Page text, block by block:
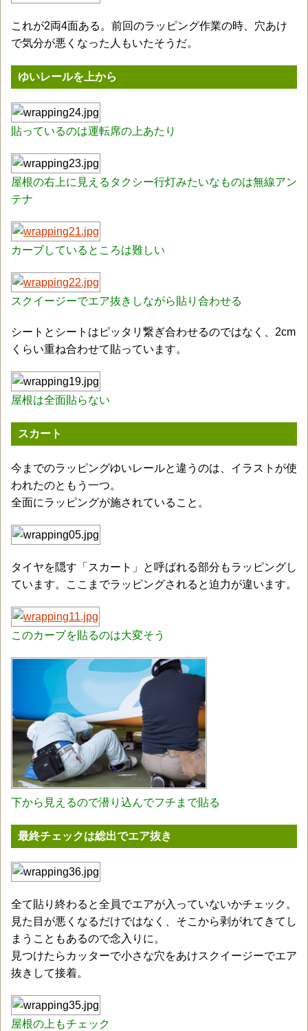
これが2両4面ある。前回のラッピング作業の時、穴あけ
で気分が悪くなった人もいたそうだ。
ゆいレールを上から
貼っているのは運転席の上あたり
屋根の右上に見えるタクシー行灯みたいなものは無線アン
テナ
カーブしているところは難しい
スクイージーでエア抜きしながら貼り合わせる
シートとシートはピッタリ繋ぎ合わせるのではなく、2cm
くらい重ね合わせて貼っています。
屋根は全面貼らない
スカート
今までのラッピングゆいレールと違うのは、イラストが使
われたのともう一つ。
全面にラッピングが施されていること。
タイヤを隠す「スカート」と呼ばれる部分もラッピングし
ています。ここまでラッピングされると迫力が違います。
このカーブを貼るのは大変そう
下から見えるので潜り込んでフチまで貼る
最終チェックは総出でエア抜き
全て貼り終わると全員でエアが入っていないかチェック。
見た目が悪くなるだけではなく、そこから剥がれてきてし
まうこともあるので念入りに。
見つけたらカッターで小さな穴をあけスクイージーでエア
抜きして接着。
屋根の上もチェック